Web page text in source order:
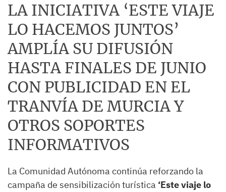
LA INICIATIVA ‘ESTE VIAJE
LO HACEMOS JUNTOS’
AMPLÍA SU DIFUSIÓN
HASTA FINALES DE JUNIO
CON PUBLICIDAD EN EL
TRANVÍA DE MURCIA Y
OTROS SOPORTES
INFORMATIVOS
La Comunidad Autónoma continúa reforzando la
campaña de sensibilización turística ‘Este viaje lo